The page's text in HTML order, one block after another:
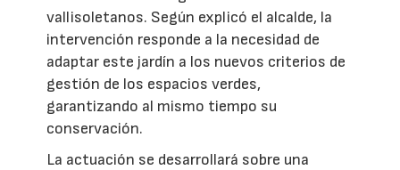
vallisoletanos. Según explicó el alcalde, la
intervención responde a la necesidad de
adaptar este jardín a los nuevos criterios de
gestión de los espacios verdes,
garantizando al mismo tiempo su
conservación.
La actuación se desarrollará sobre una